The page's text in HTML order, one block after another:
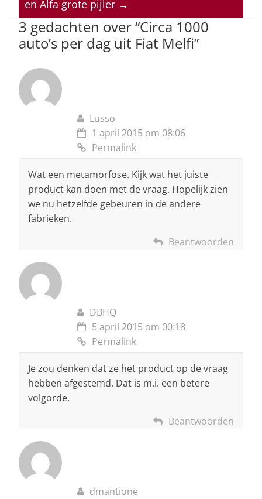
p o
k
en Alfa grote pijler →
3 gedachten over “Circa 1000
auto’s per dag uit Fiat Melfi”
Lusso
1 april 2015 om 08:06
Permalink
Wat een metamorfose. Kijk wat het juiste
product kan doen met de vraag. Hopelijk zien
we nu hetzelfde gebeuren in de andere
fabrieken.
Beantwoorden
DBHQ
5 april 2015 om 00:18
Permalink
Je zou denken dat ze het product op de vraag
hebben afgestemd. Dat is m.i. een betere
volgorde.
Beantwoorden
dmantione